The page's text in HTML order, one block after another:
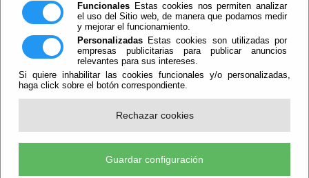
Funcionales Estas cookies nos permiten analizar
el uso del Sitio web, de manera que podamos medir
y mejorar el funcionamiento.
Personalizadas Estas cookies son utilizadas por
empresas publicitarias para publicar anuncios
relevantes para sus intereses.
Si quiere inhabilitar las cookies funcionales y/o personalizadas,
haga click sobre el botón correspondiente.
Rechazar cookies
Guardar configuración
Escuchar
Escolar En La Cimilla, La Lomilla Y
Cabañuelas Bajas